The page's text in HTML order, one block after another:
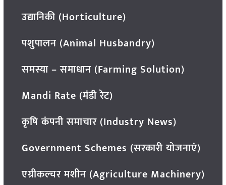
उद्यानिकी (Horticulture)
पशुपालन (Animal Husbandry)
समस्या – समाधान (Farming Solution)
Mandi Rate (मंडी रेट)
कृषि कंपनी समाचार (Industry News)
Government Schemes (सरकारी योजनाएं)
एग्रीकल्चर मशीन (Agriculture Machinery)